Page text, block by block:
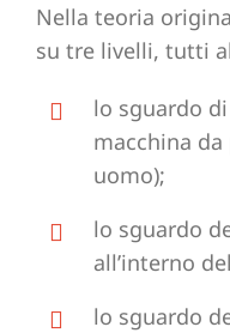
Nella teoria
su tre livelli, tutti
lo sguardo
macchina
uomo);
lo sguardo
all’interno
lo sguardo